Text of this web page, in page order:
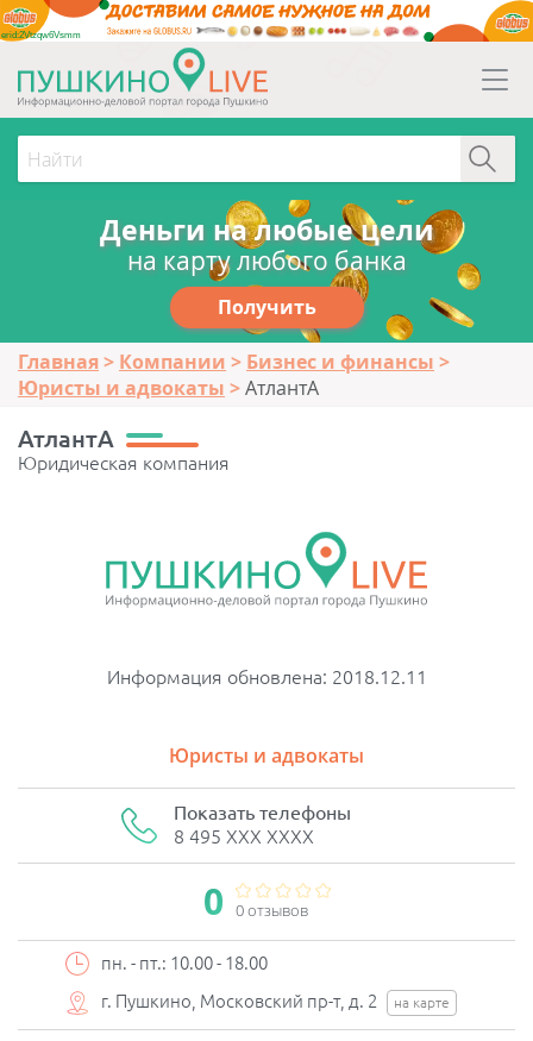
erid:2Vtzqw6Vsmm
Деньги на любые цели
на карту любого банка
Получить
Главная Компании
Бизнес и финансы
Юристы и адвокаты
АтлантА
АтлантА
Юридическая компания
Информация обновлена: 2018.12.11
Юристы и адвокаты
Показать телефоны
8 495 XXX XXXX
0 0 отзывов
пн. - пт.: 10.00 - 18.00
г. Пушкино, Московский пр-т, д. 2
на карте